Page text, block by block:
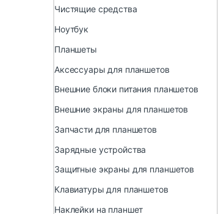
Чистящие средства
Ноутбук
Планшеты
Аксессуары для планшетов
Внешние блоки питания планшетов
Внешние экраны для планшетов
Запчасти для планшетов
Зарядные устройства
Защитные экраны для планшетов
Клавиатуры для планшетов
Наклейки на планшет